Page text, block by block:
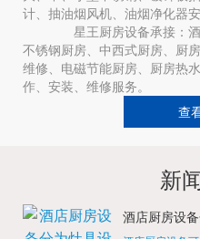
计、抽油烟风机、油烟净化器安
星王厨房设备承接：酒
不锈钢厨房、中西式厨房、厨
维修、电磁节能厨房、厨房热
作、安装、维修服务。
查
新
酒店厨房设